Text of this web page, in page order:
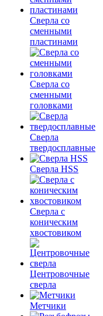
Сверла со
сменными
пластинами
Сверла со
сменными
головками
Сверла
твердосплавные
Сверла HSS
Сверла с
коническим
хвостовиком
Центровочные
сверла
Метчики